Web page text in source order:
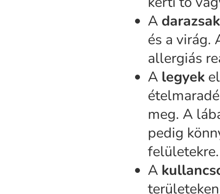
A
és a virág.
allergiás
A legyek
meg. A
pedig
felületekre.
A